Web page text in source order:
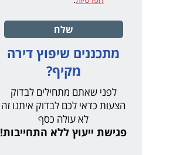
שלח
מתכננים שיפוץ דירה
מקיף?
לפני שאתם מתחילים לבדוק
הצעות כדאי לכם לבדוק איתנו זה
לא עולה כסף
פגישת ייעוץ ללא התחייבות!